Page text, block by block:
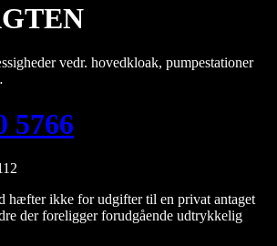
vedr. hovedkloak, pumpestationer
5766
hæfter ikke for udgifter til en privat antaget
der foreligger forudgående udtrykkelig